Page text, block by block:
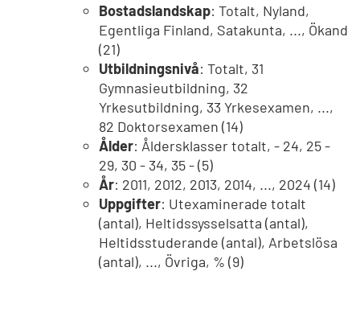
Bostadslandskap: Totalt, Nyland,
Egentliga Finland, Satakunta, ..., Ökand
(21)
Utbildningsnivå: Totalt, 31
Gymnasieutbildning, 32
Yrkesutbildning, 33 Yrkesexamen, ...,
82 Doktorsexamen (14)
Ålder: Åldersklasser totalt, - 24, 25 -
29, 30 - 34, 35 - (5)
År: 2011, 2012, 2013, 2014, ..., 2024 (14)
Uppgifter: Utexaminerade totalt
(antal), Heltidssysselsatta (antal),
Heltidsstuderande (antal), Arbetslösa
(antal), ..., Övriga, % (9)